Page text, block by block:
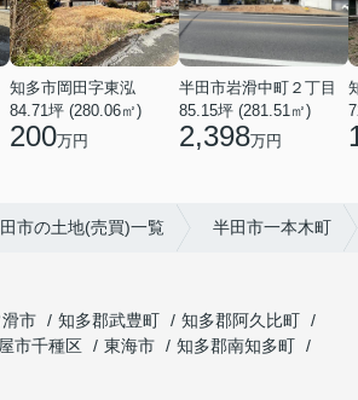
知多市岡田字東泓
84.71坪 (280.06㎡)
200万円
半田市岩滑中町２丁目
85.15坪 (281.51㎡)
2,398万円
市の土地(売買)一覧 半田市一本木町
市 知多郡武豊町
知多郡阿久比町
市千種区 東海市
知多郡南知多町